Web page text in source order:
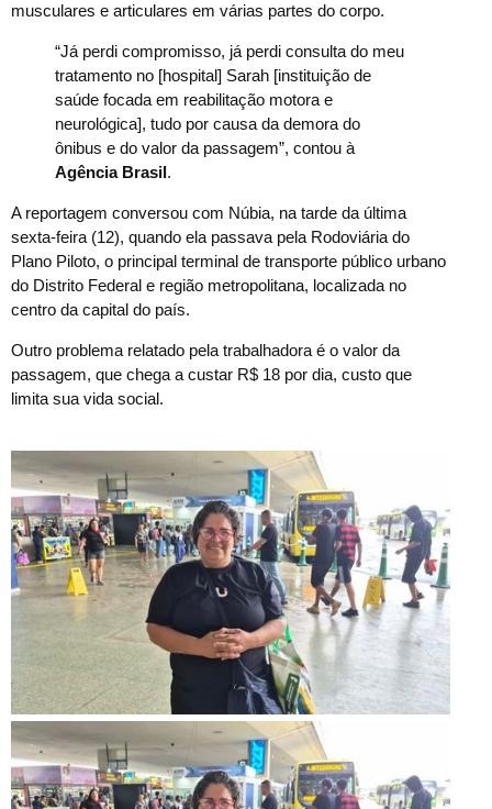
musculares e articulares em várias partes do corpo.
“Já perdi compromisso, já perdi consulta do meu
tratamento no [hospital] Sarah [instituição de
saúde focada em reabilitação motora e
neurológica], tudo por causa da demora do
ônibus e do valor da passagem”, contou à
Agência Brasil.
A reportagem conversou com Núbia, na tarde da última
sexta-feira (12), quando ela passava pela Rodoviária do
Plano Piloto, o principal terminal de transporte público urbano
do Distrito Federal e região metropolitana, localizada no
centro da capital do país.
Outro problema relatado pela trabalhadora é o valor da
passagem, que chega a custar R$ 18 por dia, custo que
limita sua vida social.